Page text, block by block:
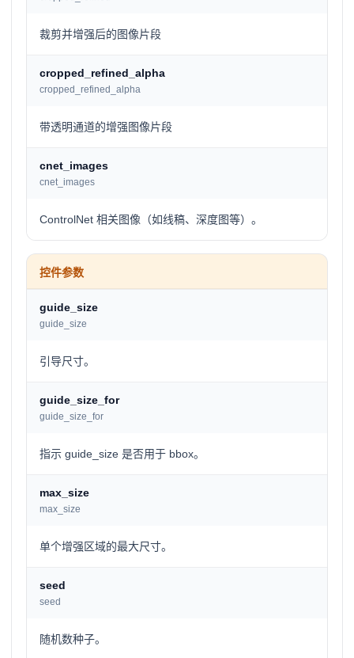
裁剪并增强后的图像片段
cropped_refined_alpha
cropped_refined_alpha
带透明通道的增强图像片段
cnet_images
cnet_images
ControlNet 相关图像（如线稿、深度图等）。
控件参数
guide_size
guide_size
引导尺寸。
guide_size_for
guide_size_for
指示 guide_size 是否用于 bbox。
max_size
max_size
单个增强区域的最大尺寸。
seed
seed
随机数种子。